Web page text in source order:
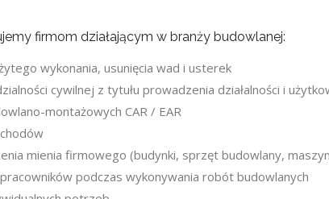
firmom działającym w branży budowlanej:
wykonania, usunięcia wad i usterek
cywilnej z tytułu prowadzenia działalności i
montażowych CAR / EAR
mienia firmowego (budynki, sprzęt budowlany,
podczas wykonywania robót budowlanych